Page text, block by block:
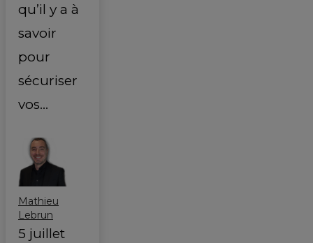
qu’il y a à
savoir
pour
sécuriser
vos…
Mathieu
Lebrun
5 juillet